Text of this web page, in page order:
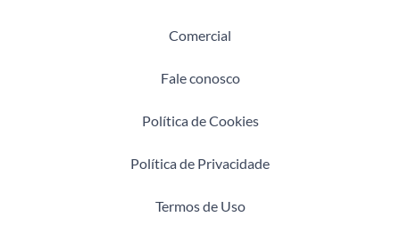
Comercial
Fale conosco
Política de Cookies
Política de Privacidade
Termos de Uso